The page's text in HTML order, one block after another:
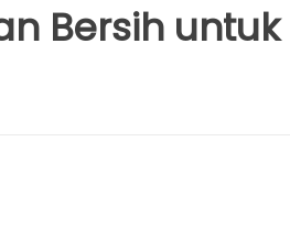
Bersih untuk